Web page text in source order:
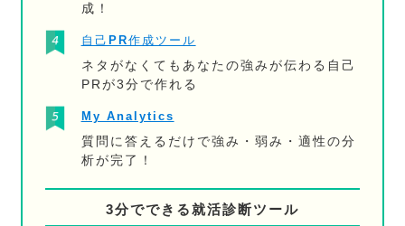
成！
自己PR作成ツール
ネタがなくてもあなたの強みが伝わる自己
PRが3分で作れる
My Analytics
質問に答えるだけで強み・弱み・適性の分
析が完了！
3分でできる就活診断ツール